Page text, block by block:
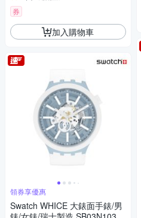
券
加入購物車
領券享優惠
Swatch WHICE 大錶面手錶/男